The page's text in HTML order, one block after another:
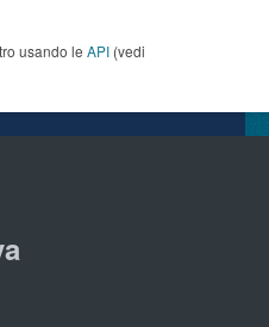
usando le API (vedi